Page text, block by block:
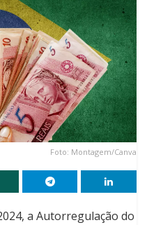
Foto: Montagem/Canva
a Autorregulação do